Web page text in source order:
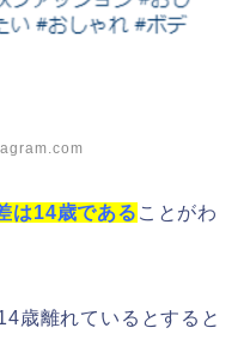
は14歳である ことがわ
歳離れているとすると